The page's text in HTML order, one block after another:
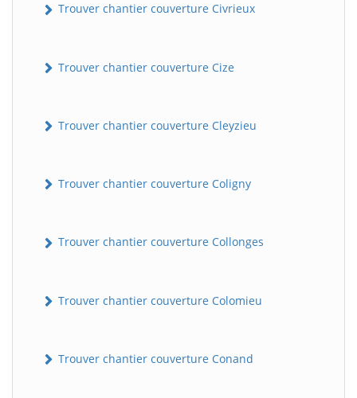
Trouver chantier couverture Civrieux
Trouver chantier couverture Cize
Trouver chantier couverture Cleyzieu
Trouver chantier couverture Coligny
Trouver chantier couverture Collonges
Trouver chantier couverture Colomieu
Trouver chantier couverture Conand
B Assistant en ligne